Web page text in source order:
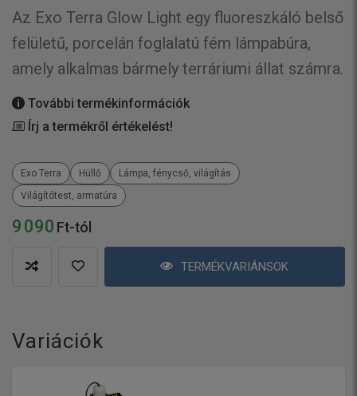
9 090 Ft-tól
TERMÉKVARIÁNSOK
Az Exo Terra Glow Light egy fluoreszkáló belső
felületű, porcelán foglalatú fém lámpabúra,
amely alkalmas bármely terráriumi állat számra.
További termékinformációk
Írj a termékről értékelést!
Exo Terra Hüllő
Lámpa, fénycső, világítás
Világítótest, armatúra
Variációk